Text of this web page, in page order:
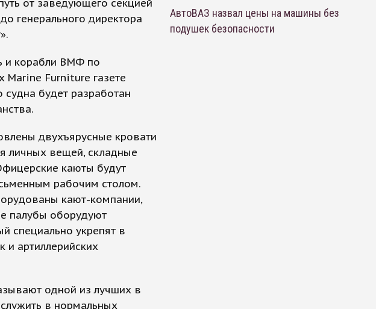
от заведующего секцией
генерального директора
и корабли ВМФ по
Furniture газете
будет разработан
двухъярусные кровати
личных вещей, складные
каюты будут
рабочим столом.
кают-компании,
палубы оборудуют
специально укрепят в
и артиллерийских
одной из лучших в
в нормальных
АвтоВАЗ назвал цены на машины без
подушек безопасности